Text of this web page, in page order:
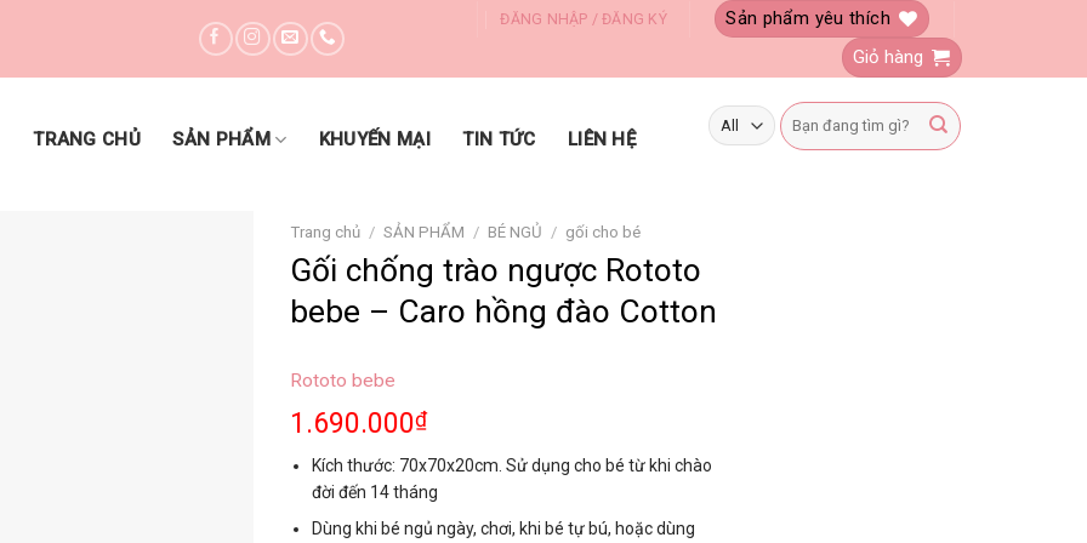
ĐĂNG NHẬP / ĐĂNG KÝ
Sản phẩm yêu thích
Giỏ hàng
TRANG CHỦ
SẢN PHẨM KHUYẾN MẠI TIN TỨC LIÊN HỆ
Tìm
kiếm:
Trang chủ / SẢN PHẨM / BÉ NGỦ / gối cho bé
Gối chống trào ngược Rototo
bebe – Caro hồng đào Cotton
Rototo bebe
1.690.000₫
Kích thước: 70x70x20cm. Sử dụng cho bé từ khi chào
đời đến 14 tháng
Dùng khi bé ngủ ngày, chơi, khi bé tự bú, hoặc dùng